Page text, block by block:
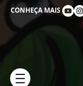
CONHEÇA MAIS